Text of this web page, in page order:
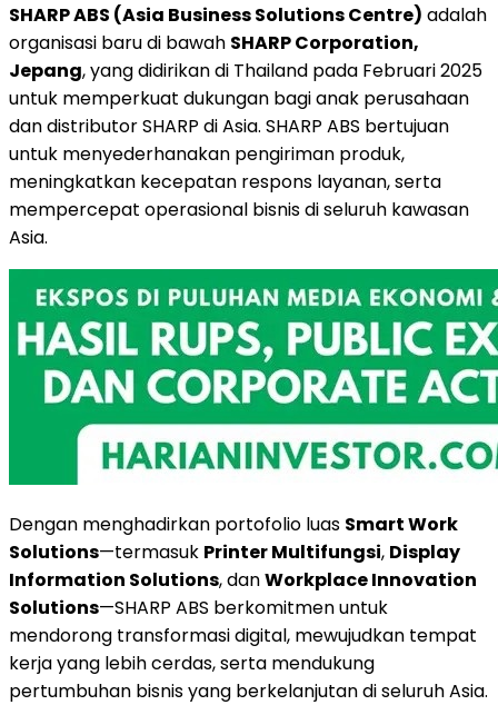
SHARP ABS (Asia Business Solutions Centre) adalah
organisasi baru di bawah SHARP Corporation,
Jepang, yang didirikan di Thailand pada Februari 2025
untuk memperkuat dukungan bagi anak perusahaan
dan distributor SHARP di Asia. SHARP ABS bertujuan
untuk menyederhanakan pengiriman produk,
meningkatkan kecepatan respons layanan, serta
mempercepat operasional bisnis di seluruh kawasan
Asia.
Dengan menghadirkan portofolio luas Smart Work
Solutions—termasuk Printer Multifungsi, Display
Information Solutions, danWorkplace Innovation
Solutions—SHARP ABS berkomitmen untuk
mendorong transformasi digital, mewujudkan tempat
kerja yang lebih cerdas, serta mendukung
pertumbuhan bisnis yang berkelanjutan di seluruh Asia.